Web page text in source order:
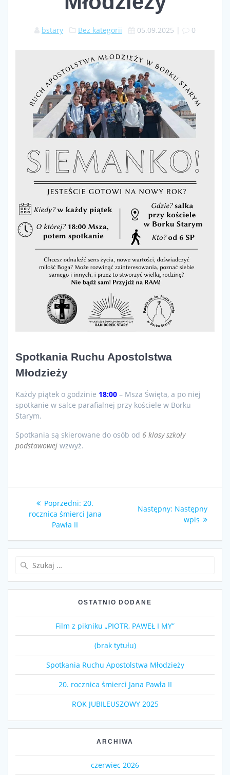
bstary Bez kategorii 05.09.2025 | 0
Spotkania Ruchu Apostolstwa
Młodzieży
Każdy piątek o godzinie 18:00 – Msza Święta, a po niej
spotkanie w salce parafialnej przy kościele w Borku
Starym.
Spotkania są skierowane do osób od 6 klasy szkoły
podstawowej wzwyż.
Nawigacja
wpisu
Poprzedni: Poprzedni
wpis:
20.
rocznica śmierci Jana
Pawła II
Następny: Następny
wpis:
Następny
wpis
OSTATNIO DODANE
Film z pikniku „PIOTR, PAWEŁ I MY”
(brak tytułu)
Spotkania Ruchu Apostolstwa Młodzieży
20. rocznica śmierci Jana Pawła II
ROK JUBILEUSZOWY 2025
ARCHIWA
czerwiec 2026